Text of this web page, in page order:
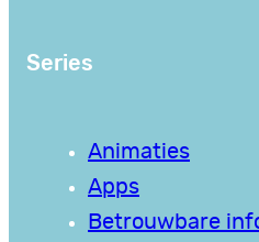
Series
Animaties
Apps
Betrouwbare